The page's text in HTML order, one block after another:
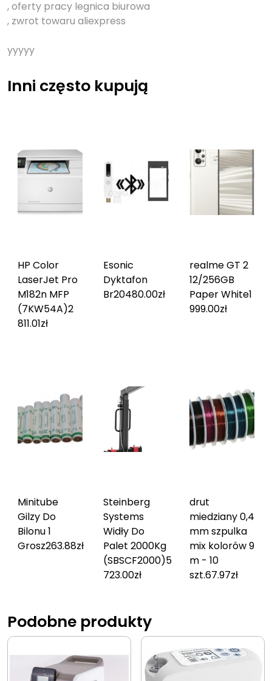
, oferty pracy legnica biurowa
, zwrot towaru aliexpress
yyyyy
Inni często kupują
HP Color
LaserJet Pro
M182n MFP
(7KW54A)2
811.01zł
Esonic
Dyktafon
Br20480.00zł
realme GT 2
12/256GB
Paper White1
999.00zł
Minitube
Gilzy Do
Bilonu 1
Grosz263.88zł
Steinberg
Systems
Widły Do
Palet 2000Kg
(SBSCF2000)5
723.00zł
drut
miedziany 0,4
mm szpulka
mix kolorów 9
m - 10
szt.67.97zł
Podobne produkty